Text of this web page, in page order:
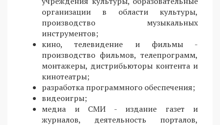
организации в области культуры,
производство музыкальных
инструментов;
кино, телевидение и фильмы -
производство фильмов, телепрограмм,
монтажеры, дистрибьюторы контента и
кинотеатры;
разработка программного обеспечения;
видеоигры;
медиа и СМИ - издание газет и
журналов, деятельность порталов,